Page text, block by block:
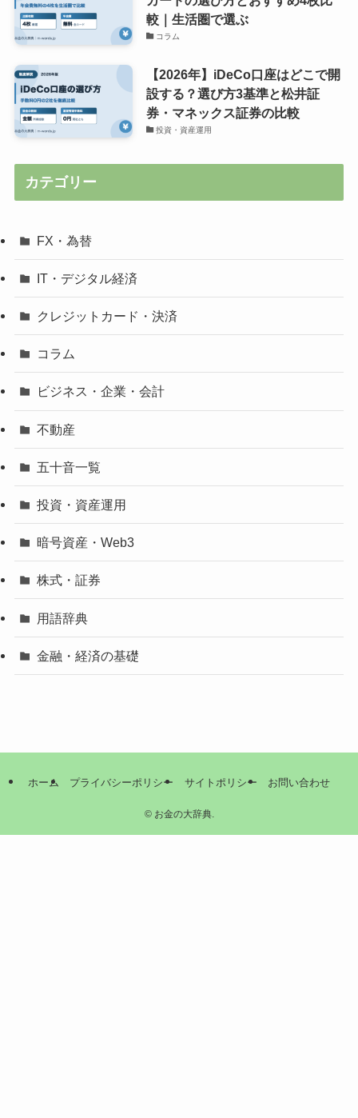
較｜生活圏で選ぶ
コラム
【2026年】iDeCo口座はどこで開
設する？選び方3基準と松井証
券・マネックス証券の比較
投資・資産運用
カテゴリー
FX・為替
IT・デジタル経済
クレジットカード・決済
コラム
ビジネス・企業・会計
不動産
五十音一覧
投資・資産運用
暗号資産・Web3
株式・証券
用語辞典
金融・経済の基礎
ホーム プライバシーポリシー サイトポリシー お問い合わせ
©お金の大辞典.